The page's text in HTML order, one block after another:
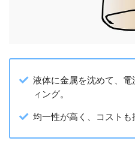
液体に金属を沈めて、
ィング。
均一性が高く、コストも